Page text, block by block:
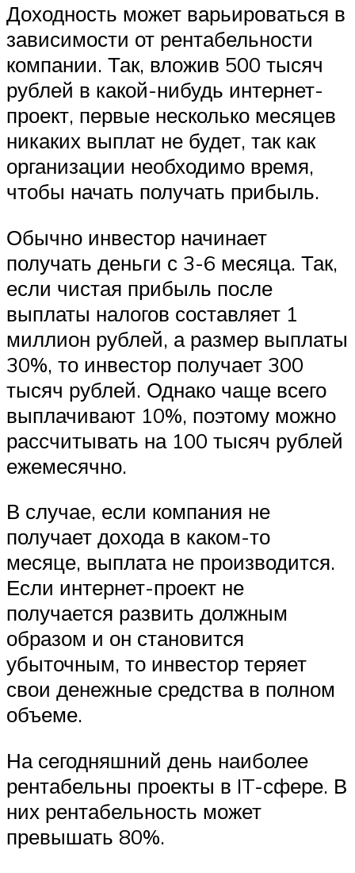
Доходность может варьироваться в
зависимости от рентабельности
компании. Так, вложив 500 тысяч
рублей в какой-нибудь интернет-
проект, первые несколько месяцев
никаких выплат не будет, так как
организации необходимо время,
чтобы начать получать прибыль.
Обычно инвестор начинает
получать деньги с 3-6 месяца. Так,
если чистая прибыль после
выплаты налогов составляет 1
миллион рублей, а размер выплаты
30%, то инвестор получает 300
тысяч рублей. Однако чаще всего
выплачивают 10%, поэтому можно
рассчитывать на 100 тысяч рублей
ежемесячно.
В случае, если компания не
получает дохода в каком-то
месяце, выплата не производится.
Если интернет-проект не
получается развить должным
образом и он становится
убыточным, то инвестор теряет
свои денежные средства в полном
объеме.
На сегодняшний день наиболее
рентабельны проекты в IT-сфере. В
них рентабельность может
превышать 80%.